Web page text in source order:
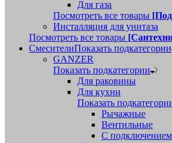
Для газа
Посмотреть все товары
Инсталляция для унитаза
Посмотреть все товары
СмесителиПоказать подкатегории
GANZER
Показать подкатегории
Для раковины
Для кухни
Показать
Рычажные
Вентильные
С